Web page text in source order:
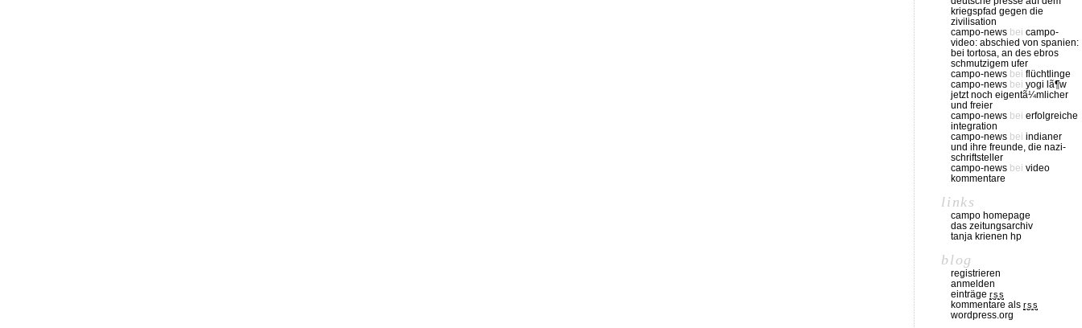
kriegspfad gegen die
zivilisation
campo-news bei campo-
video: abschied von spanien:
bei tortosa, an des ebros
schmutzigem ufer
campo-news bei flüchtlinge
campo-news bei yogi lã¶w
jetzt noch eigentã¼mlicher
und freier
campo-news bei erfolgreiche
integration
campo-news bei indianer
und ihre freunde, die nazi-
schriftsteller
campo-news bei video
kommentare
links
campo homepage
das zeitungsarchiv
tanja krienen hp
blog
registrieren
anmelden
einträge rss
kommentare als rss
wordpress.org